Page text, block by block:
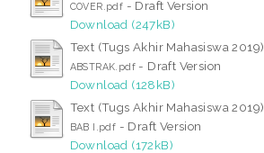
COVER.pdf - Draft Version
Download (247kB)
Text (Tugs Akhir Mahasiswa 2019)
ABSTRAK.pdf - Draft Version
Download (128kB)
Text (Tugs Akhir Mahasiswa 2019)
BAB I.pdf - Draft Version
Download (172kB)